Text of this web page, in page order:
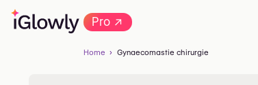
Pro→
Home Gynaecomastie chirurgie